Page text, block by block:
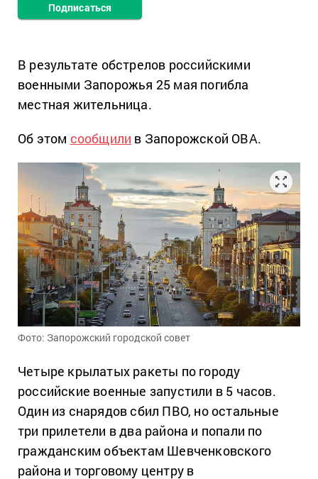
Подписаться
В результате обстрелов российскими
военными Запорожья 25 мая погибла
местная жительница.
Об этом сообщили в Запорожской ОВА.
Фото: Запорожский городской совет
Четыре крылатых ракеты по городу
российские военные запустили в 5 часов.
Один из снарядов сбил ПВО, но остальные
три прилетели в два района и попали по
гражданским объектам Шевченковского
района и торговому центру в